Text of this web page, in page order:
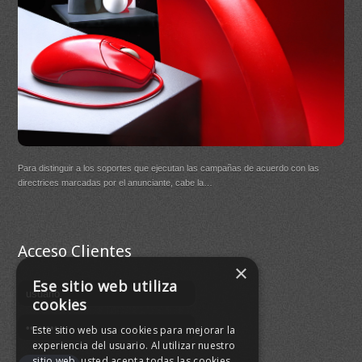
Para distinguir a los soportes que ejecutan las campañas de acuerdo con las
directrices marcadas por el anunciante, cabe la…
Acceso Clientes
×
Ese sitio web utiliza
cookies
Este sitio web usa cookies para mejorar la
experiencia del usuario. Al utilizar nuestro